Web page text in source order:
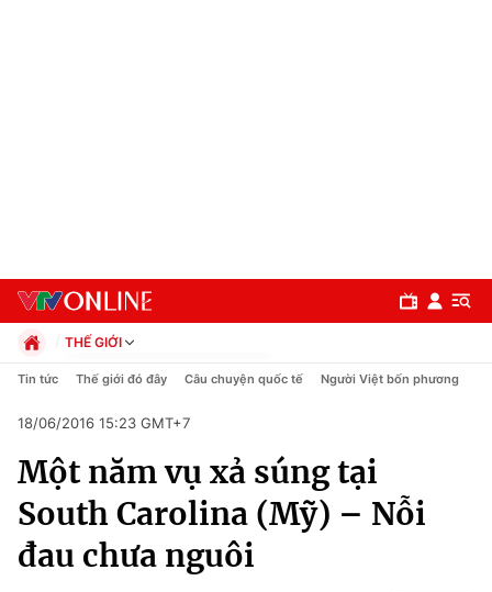
Chuyên mục
Chính trị
Xã hội
THẾ GIỚI
Chính trị
Pháp luật
Kinh tế
Thể thao
Truyền hình
Văn hóa - Giải trí
Tin tức Thế giới đó đây Câu chuyện quốc tế Người Việt bốn phương
18/06/2016 15:23 GMT+7
Một năm vụ xả súng tại
South Carolina (Mỹ) – Nỗi
đau chưa nguôi